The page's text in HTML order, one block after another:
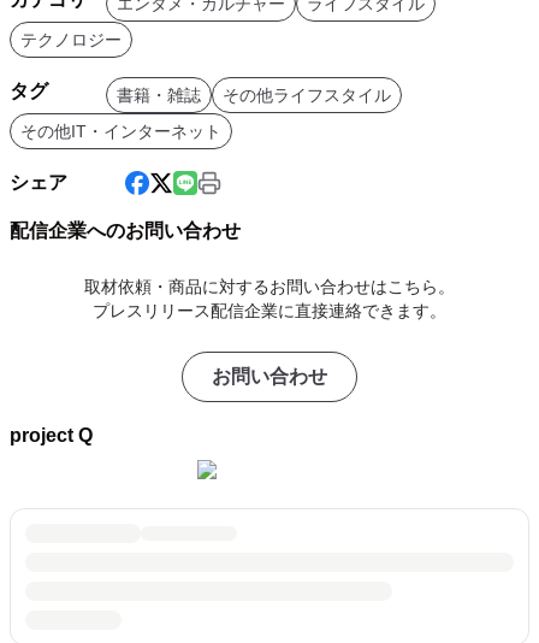
テクノロジー
タグ 書籍・雑誌
その他ライフスタイル
その他IT・インターネット
シェア
配信企業へのお問い合わせ
取材依頼・商品に対するお問い合わせはこちら。
プレスリリース配信企業に直接連絡できます。
お問い合わせ
project Q